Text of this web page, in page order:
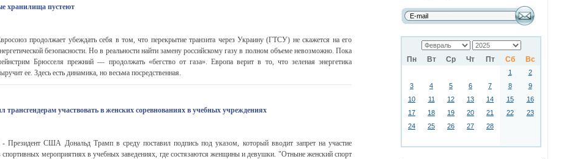
Пн Вт Ср Чт Пт Сб Вс
1
2
3
4 5 6 7 8
9
10
11 12 13 14 15
16
17
18 19 20 21 22
23
24
25 26 27 28
хранилища пустеют
продолжает убеждать себя в том, что перекрытие транзита через Украину (ГТСУ) не скажется на его
безопасности. Но в реальности найти замену российскому газу в полном объеме невозможно. Пока
Брюсселя прежний — продолжать «бегство от газа». Европа верит в то, что зеленая энергетика
ее. Здесь есть динамика, но весьма посредственная.
трансгендерам участвовать в женских соревнованиях в учебных учреждениях
Президент США Дональд Трамп в среду поставил подпись под указом, который вводит запрет на участие
спортивных мероприятиях в учебных заведениях, где состязаются женщины и девушки. "Отныне женский спорт